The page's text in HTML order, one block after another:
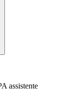
assistente